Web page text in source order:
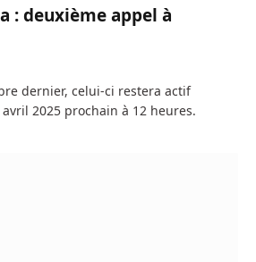
: deuxième appel à
dernier, celui-ci restera actif
2025 prochain à 12 heures.